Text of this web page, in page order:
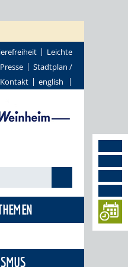
Leichte
Presse
Stadtplan /
Kontakt english